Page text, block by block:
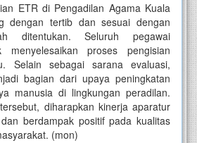
ETR di Pengadilan Agama Kuala
dengan tertib dan sesuai dengan
ditentukan. Seluruh pegawai
menyelesaikan proses pengisian
Selain sebagai sarana evaluasi,
bagian dari upaya peningkatan
manusia di lingkungan peradilan.
diharapkan kinerja aparatur
berdampak positif pada kualitas
(mon)